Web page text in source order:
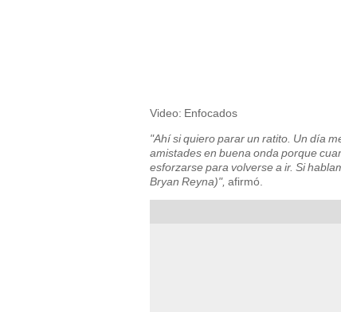
Video: Enfocados
"Ahí si quiero parar un ratito. Un día
amistades en buena onda porque
esforzarse para volverse a ir. Si
Bryan Reyna)", afirmó.